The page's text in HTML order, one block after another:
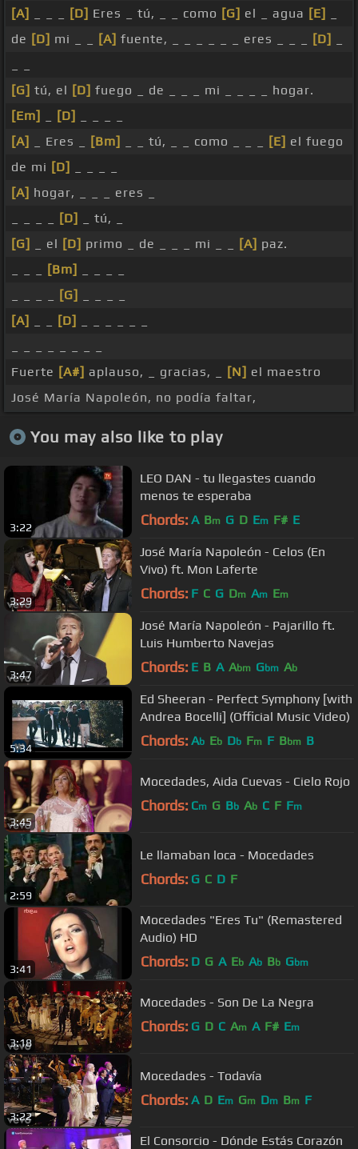
[A] [D] Eres _ tú, _ _ como [G] el _ agua [E]
de [D] mi _ _ [A] fuente, _ _ _ _ _ _ eres _ _ _ [D]
[G] tú, el [D] fuego _ de _ _ _ mi _ _ _ _ hogar.
[Em]
[D]
[A]
_ Eres _ [Bm] _ _ tú, _ _ como _ _ _ [E] el fuego
de mi [D]
[A] hogar, _ _ _ eres _
[D]
_ tú, _
[G]
_ el [D] primo _ de _ _ _ mi _ _ [A] paz.
[Bm]
[G]
[A]
[D]
Fuerte [A#] aplauso, _ gracias, _ [N] el maestro
José María Napoleón, no podía faltar,
You may also like to play
3:22
LEO DAN - tu llegastes cuando
menos te esperaba
Chords: A Bm G D Em F# E
3:29
José María Napoleón - Celos (En
Vivo) ft. Mon Laferte
Chords: F C G Dm Am Em
3:47
José María Napoleón - Pajarillo ft.
Luis Humberto Navejas
Chords: E B A Abm Gbm Ab
5:34
Ed Sheeran - Perfect Symphony [with
Andrea Bocelli] (Official Music Video)
Chords: Ab Eb Db Fm F Bbm B
3:45
Mocedades, Aida Cuevas - Cielo Rojo
Chords: Cm G Bb Ab C F Fm
2:59
Le llamaban loca - Mocedades
Chords: G C D F
3:41
Mocedades "Eres Tu" (Remastered
Audio) HD
Chords: D G A Eb Ab Bb Gbm
3:18
Mocedades - Son De La Negra
Chords: G D C Am A F# Em
3:22
Mocedades - Todavía
Chords: A D Em Gm Dm Bm F
El Consorcio - Dónde Estás Corazón